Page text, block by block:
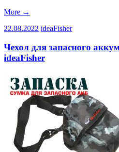
More →
22.08.2022 ideaFisher
Чехол для запасного
ideaFisher